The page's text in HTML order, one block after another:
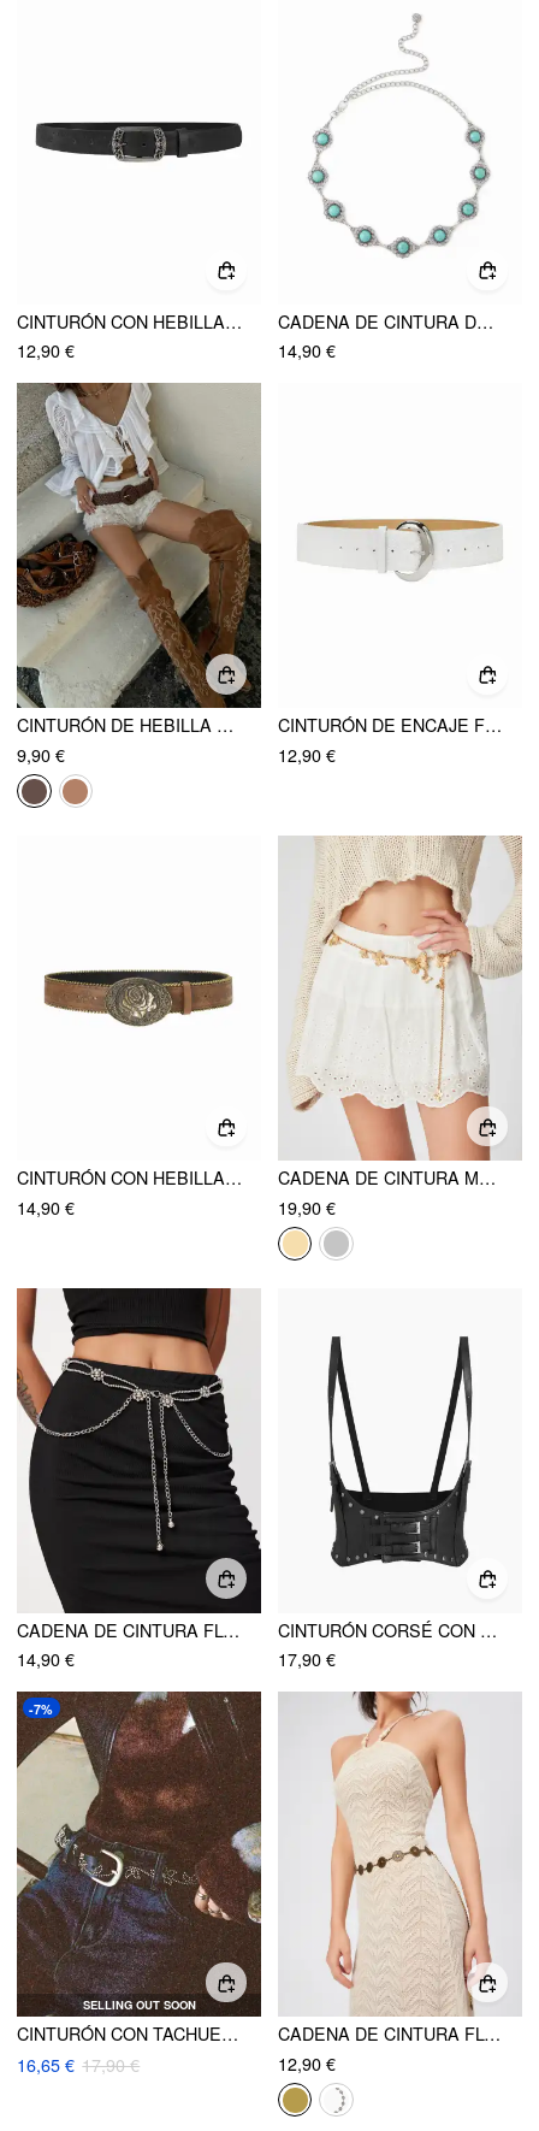
CINTURÓN CON HEBILLA GRABADA
12,90 €
CADENA DE CINTURA DECORADA CON GEMAS
14,90 €
CINTURÓN DE HEBILLA TEJIDO
9,90 €
CINTURÓN DE ENCAJE FLORAL CON HEBILLA
12,90 €
CINTURÓN CON HEBILLA GRABADA CON MOTIVO FLORAL
14,90 €
CADENA DE CINTURA MARIPOSA
19,90 €
CADENA DE CINTURA FLORAL METÁLICA
14,90 €
CINTURÓN CORSÉ CON HEBILLA Y TACHUELAS
17,90 €
SELLING OUT SOON
-7%
CINTURÓN CON TACHUELAS FLORALES
16,65 € 17,90 €
CADENA DE CINTURA FLORAL
12,90 €